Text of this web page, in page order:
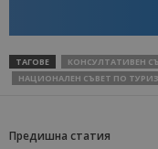
ТАГОВЕ КОНСУЛТАТИВЕН
НАЦИОНАЛЕН СЪВЕТ ПО
Предишна статия